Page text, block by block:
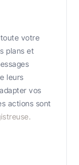
votre
plans et
leurs
vos
actions sont